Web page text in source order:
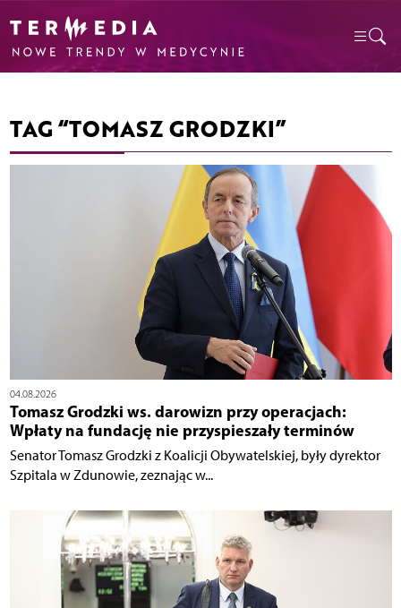
TAG “TOMASZ GRODZKI”
04.08.2026
Tomasz Grodzki ws. darowizn przy operacjach:
Wpłaty na fundację nie przyspieszały terminów
Senator Tomasz Grodzki z Koalicji Obywatelskiej, były dyrektor
Szpitala w Zdunowie, zeznając w...